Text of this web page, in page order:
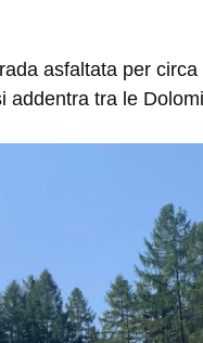
asfaltata per
addentra tra le